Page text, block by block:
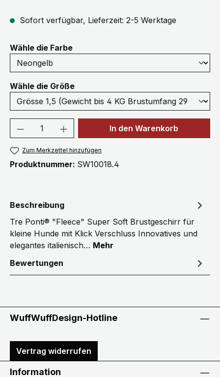
Sofort verfügbar, Lieferzeit: 2-5 Werktage
Wähle die Farbeauswählen
Wähle die Größeauswählen
Produkt Anzahl: Gib denIn den Warenkorb
Zum Merkzettel hinzufügen
Produktnummer: SW10018.4
Beschreibung
Tre Ponti® "Fleece" Super Soft Brustgeschirr für
kleine Hunde mit Klick Verschluss Innovatives und
elegantes italienisch… Mehr
Bewertungen
WuffWuffDesign-Hotline
Vertrag widerrufen
Information